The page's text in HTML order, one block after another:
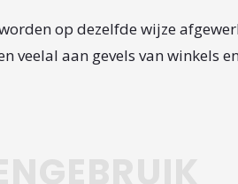
op dezelfde wijze
veelal aan gevels van winkels